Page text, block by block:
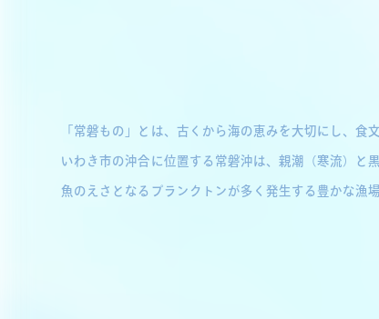
「常磐もの」とは、古くから海の恵みを大切にし、
いわき市の沖合に位置する常磐沖は、親潮（寒流）と
魚のえさとなるプランクトンが多く発生する豊かな漁場